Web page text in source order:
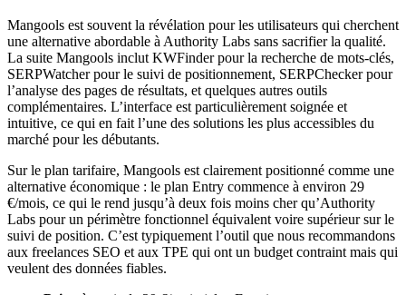
Mangools est souvent la révélation pour les utilisateurs qui cherchent
une alternative abordable à Authority Labs sans sacrifier la qualité.
La suite Mangools inclut KWFinder pour la recherche de mots-clés,
SERPWatcher pour le suivi de positionnement, SERPChecker pour
l’analyse des pages de résultats, et quelques autres outils
complémentaires. L’interface est particulièrement soignée et
intuitive, ce qui en fait l’une des solutions les plus accessibles du
marché pour les débutants.
Sur le plan tarifaire, Mangools est clairement positionné comme une
alternative économique : le plan Entry commence à environ 29
€/mois, ce qui le rend jusqu’à deux fois moins cher qu’Authority
Labs pour un périmètre fonctionnel équivalent voire supérieur sur le
suivi de position. C’est typiquement l’outil que nous recommandons
aux freelances SEO et aux TPE qui ont un budget contraint mais qui
veulent des données fiables.